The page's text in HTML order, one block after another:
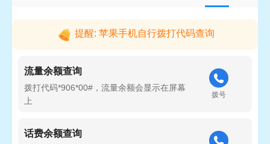
提醒: 苹果手机自行拨打代码查询
流量余额查询
拨打代码*906*00#，流量余额会显示在屏幕
上
拨号
话费余额查询